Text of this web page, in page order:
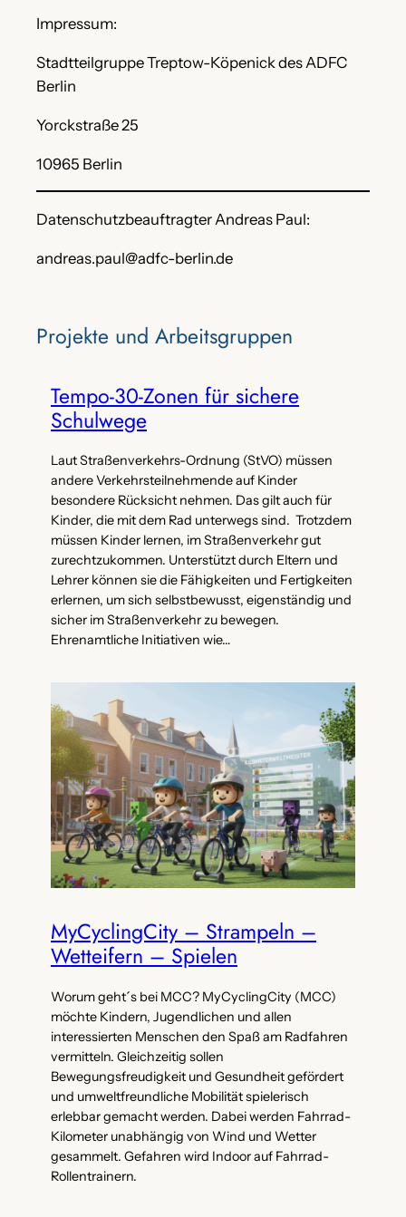
Projekte‌ und Arbeitsgruppen
Tempo-30-Zonen für sichere
Schulwege
Laut Straßenverkehrs-Ordnung (StVO) müssen
andere Verkehrsteilnehmende auf Kinder
besondere Rücksicht nehmen. Das gilt auch für
Kinder, die mit dem Rad unterwegs sind. Trotzdem
müssen Kinder lernen, im Straßenverkehr gut
zurechtzukommen. Unterstützt durch Eltern und
Lehrer können sie die Fähigkeiten und Fertigkeiten
erlernen, um sich selbstbewusst, eigenständig und
sicher im Straßenverkehr zu bewegen.
Ehrenamtliche Initiativen wie…
MyCyclingCity – Strampeln –
Wetteifern – Spielen
Worum geht´s bei MCC? MyCyclingCity (MCC)
möchte Kindern, Jugendlichen und allen
interessierten Menschen den Spaß am Radfahren
vermitteln. Gleichzeitig sollen
Bewegungsfreudigkeit und Gesundheit gefördert
und umweltfreundliche Mobilität spielerisch
erlebbar gemacht werden. Dabei werden Fahrrad-
Kilometer unabhängig von Wind und Wetter
gesammelt. Gefahren wird Indoor auf Fahrrad-
Rollentrainern.
Impressum:
Stadtteilgruppe Treptow-Köpenick des ADFC
Berlin
Yorckstraße 25
10965 Berlin
Datenschutzbeauftragter Andreas Paul:
andreas.paul@adfc-berlin.de